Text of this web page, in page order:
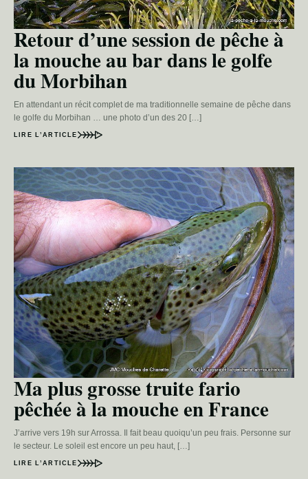
Retour d’une session de pêche à
la mouche au bar dans le golfe
du Morbihan
En attendant un récit complet de ma traditionnelle semaine de pêche dans
le golfe du Morbihan … une photo d’un des 20 […]
LIRE L’ARTICLE
Ma plus grosse truite fario
pêchée à la mouche en France
J’arrive vers 19h sur Arrossa. Il fait beau quoiqu’un peu frais. Personne sur
le secteur. Le soleil est encore un peu haut, […]
LIRE L’ARTICLE